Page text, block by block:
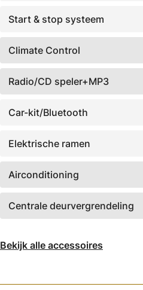
Start & stop systeem
Climate Control
Radio/CD speler+MP3
Car-kit/Bluetooth
Elektrische ramen
Airconditioning
Centrale deurvergrendeling
Bekijk alle accessoires